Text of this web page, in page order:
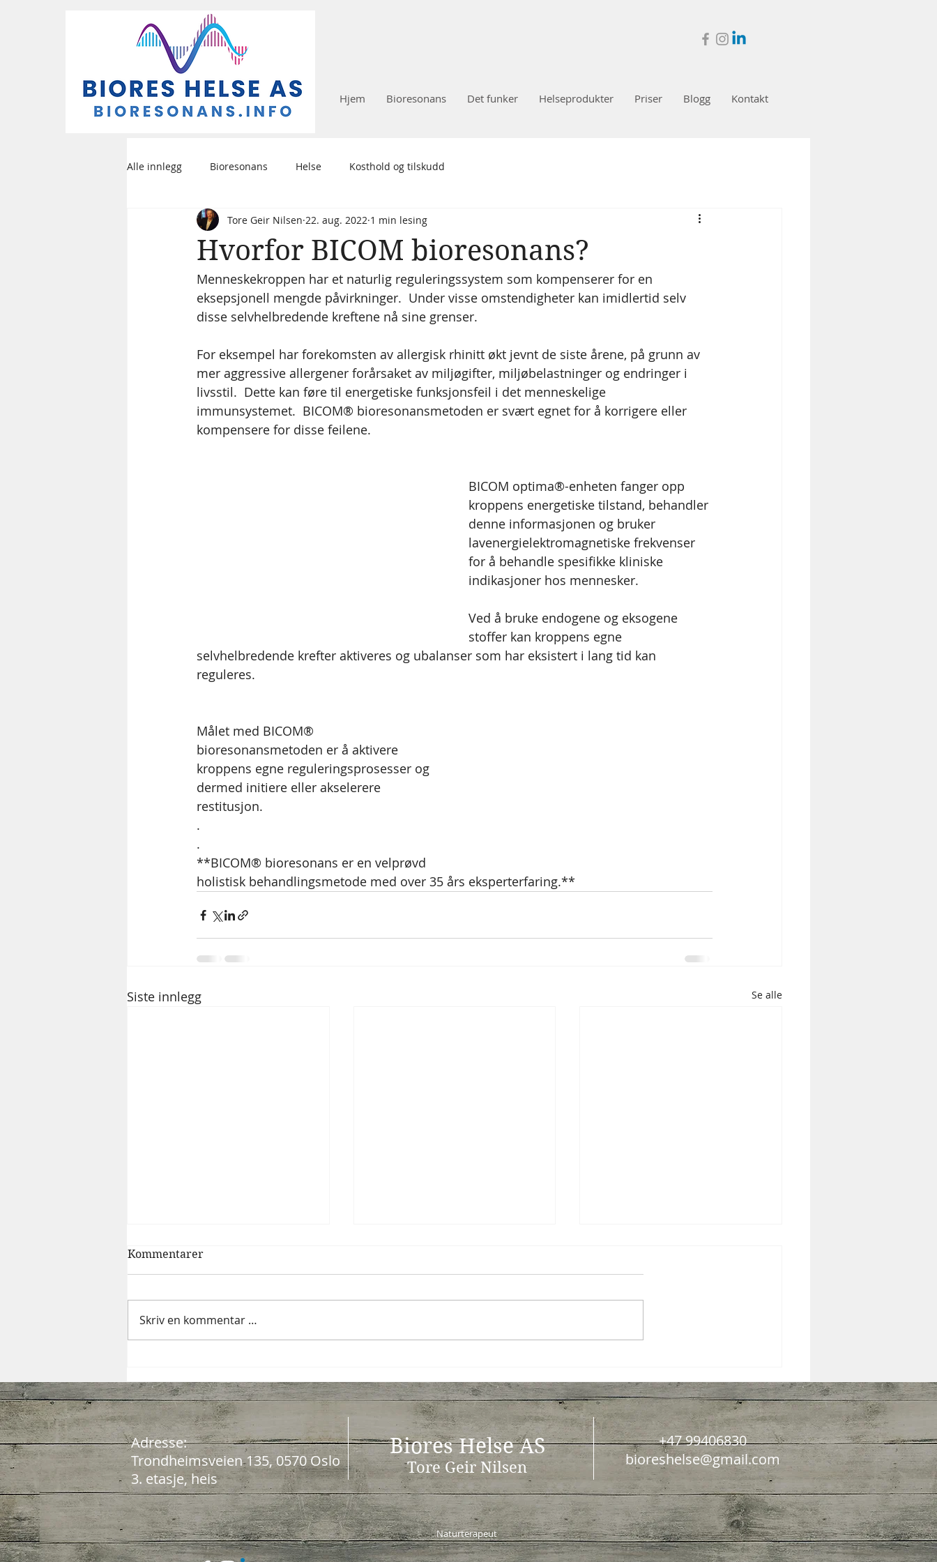
Hjem Bioresonans Det funker Helseprodukter Priser Blogg Kontakt
Alle innlegg Bioresonans Helse Kosthold og tilskudd
Hvorfor BICOM bioresonans?
Tore Geir Nilsen 22. aug. 2022 1 min lesing
Menneskekroppen har et naturlig reguleringssystem som kompenserer for en
eksepsjonell mengde påvirkninger.  Under visse omstendigheter kan imidlertid selv
disse selvhelbredende kreftene nå sine grenser.
For eksempel har forekomsten av allergisk rhinitt økt jevnt de siste årene, på grunn av
mer aggressive allergener forårsaket av miljøgifter, miljøbelastninger og endringer i
livsstil.  Dette kan føre til energetiske funksjonsfeil i det menneskelige
immunsystemet.  BICOM® bioresonansmetoden er svært egnet for å korrigere eller
kompensere for disse feilene.
BICOM optima®-enheten fanger opp
kroppens energetiske tilstand, behandler
denne informasjonen og bruker
lavenergielektromagnetiske frekvenser
for å behandle spesifikke kliniske
indikasjoner hos mennesker.
Ved å bruke endogene og eksogene
stoffer kan kroppens egne
selvhelbredende krefter aktiveres og ubalanser som har eksistert i lang tid kan
reguleres.
Målet med BICOM®
bioresonansmetoden er å aktivere
kroppens egne reguleringsprosesser og
dermed initiere eller akselerere
restitusjon.
.
.
**BICOM® bioresonans er en velprøvd
holistisk behandlingsmetode med over 35 års eksperterfaring.**
Siste innlegg Se alle
Dette kan hjelpe
Kommentarer
Skriv en kommentar …
Adresse:
Trondheimsveien 135, 0570 Oslo
3. etasje, heis
+47 99406830
bioreshelse@gmail.com
Naturterapeut
Biores Helse AS
Tore Geir Nilsen